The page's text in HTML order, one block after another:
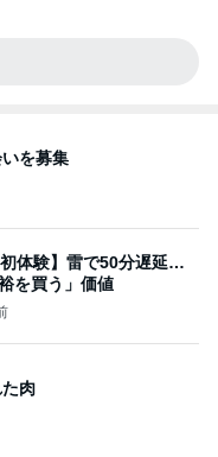
を募集
初体験】雷で50分遅延…
を買う」価値
肉